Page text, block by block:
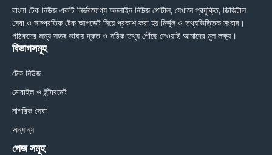
বাংলা টেক নিউজ একটি নির্ভরযোগ্য অনলাইন নিউজ পোর্টাল, যেখানে প্রযুক্তি, ডিজিটাল
সেবা ও সাম্প্রতিক টেক আপডেট নিয়ে প্রকাশ করা হয় নির্ভুল ও তথ্যভিত্তিক সংবাদ।
পাঠকদের জন্য সহজ ভাষায় দ্রুত ও সঠিক তথ্য পৌঁছে দেওয়াই আমাদের মূল লক্ষ্য।
বিভাগসমূহ
টেক নিউজ
মোবাইল ও ইন্টারনেট
নাগরিক সেবা
অন্যান্য
পেজ সমূহ